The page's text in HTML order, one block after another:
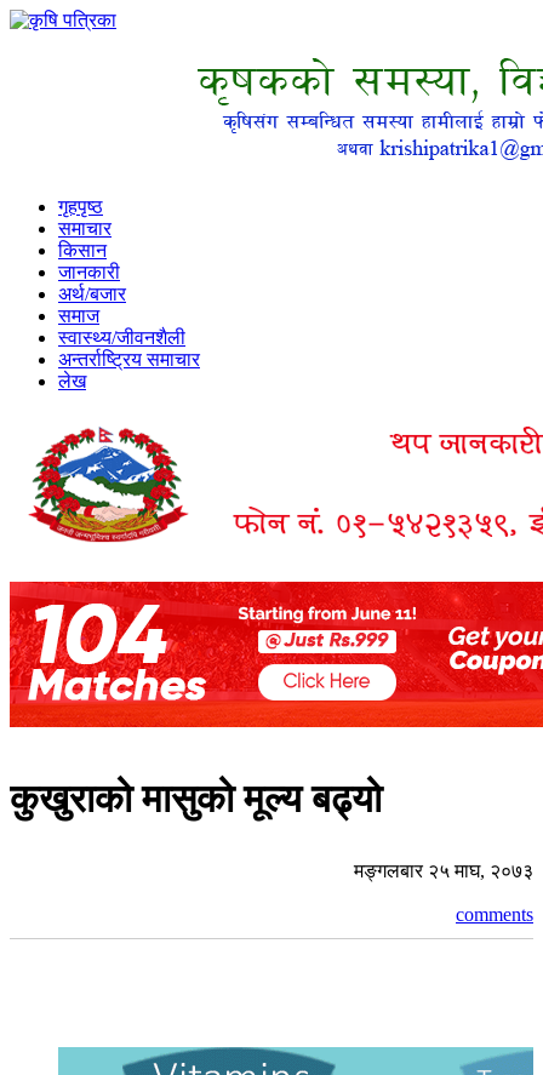
गृहपृष्ठ
समाचार
किसान
जानकारी
अर्थ/बजार
समाज
स्वास्थ्य/जीवनशैली
अन्तर्राष्ट्रिय समाचार
लेख
कुखुराको मासुको मूल्य बढ्यो
मङ्गलबार २५ माघ, २०७३
comments